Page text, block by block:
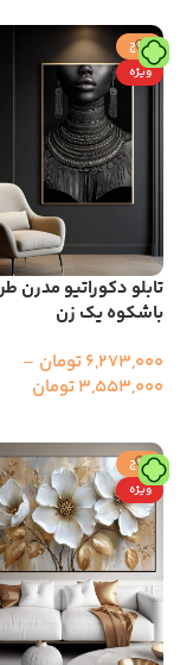
حراج
ویژه
تابلو دکوراتیو مدرن
باشکوه یک زن
6,273,000تومان –
3,553,000تومان
حراج
ویژه